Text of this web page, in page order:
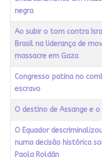
negra
Ao subir o tom contra
Brasil na liderança de
massacre em Gaza
Congresso patina no
escravo
O destino de Assange e
O Equador
numa decisão histórica
Paola Roldán